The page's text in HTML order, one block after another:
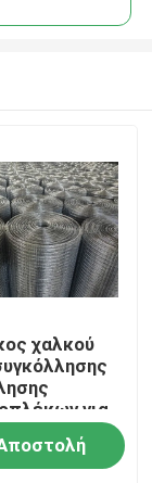
χαλκού
για
και συνεπή